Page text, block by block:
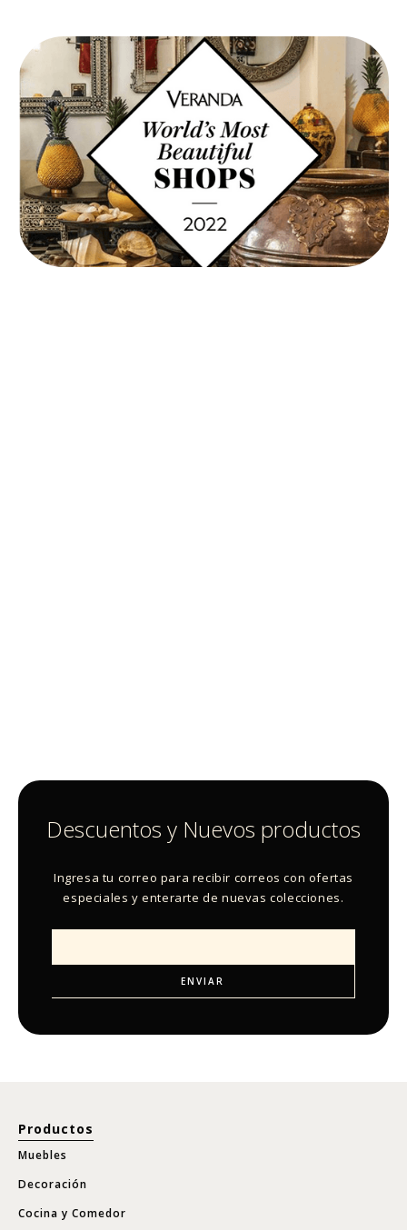
Descuentos y Nuevos productos
Ingresa tu correo para recibir correos con ofertas
especiales y enterarte de nuevas colecciones.
Productos
Muebles
Decoración
Cocina y Comedor